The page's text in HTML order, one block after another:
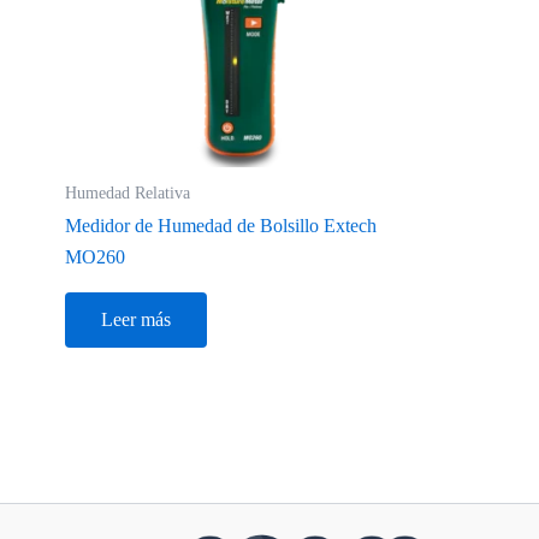
Humedad Relativa
Medidor de Humedad de Bolsillo Extech
MO260
Leer más